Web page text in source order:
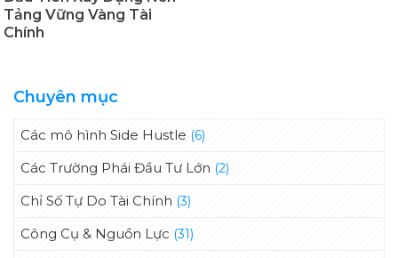
Tảng Vững Vàng Tài
Chính
Chuyên mục
Các mô hình Side Hustle (6)
Các Trường Phái Đầu Tư Lớn (2)
Chỉ Số Tự Do Tài Chính (3)
Công Cụ & Nguồn Lực (31)